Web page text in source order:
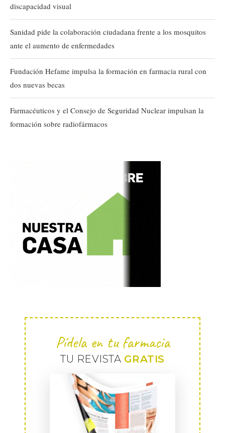
discapacidad visual
Sanidad pide la colaboración ciudadana frente a los mosquitos
ante el aumento de enfermedades
Fundación Hefame impulsa la formación en farmacia rural con
dos nuevas becas
Farmacéuticos y el Consejo de Seguridad Nuclear impulsan la
formación sobre radiofármacos
Pídela en tu farmacia
TU REVISTA GRATIS